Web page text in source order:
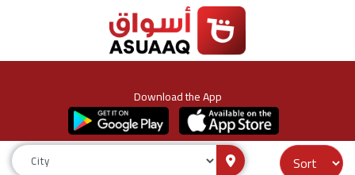
Download the App